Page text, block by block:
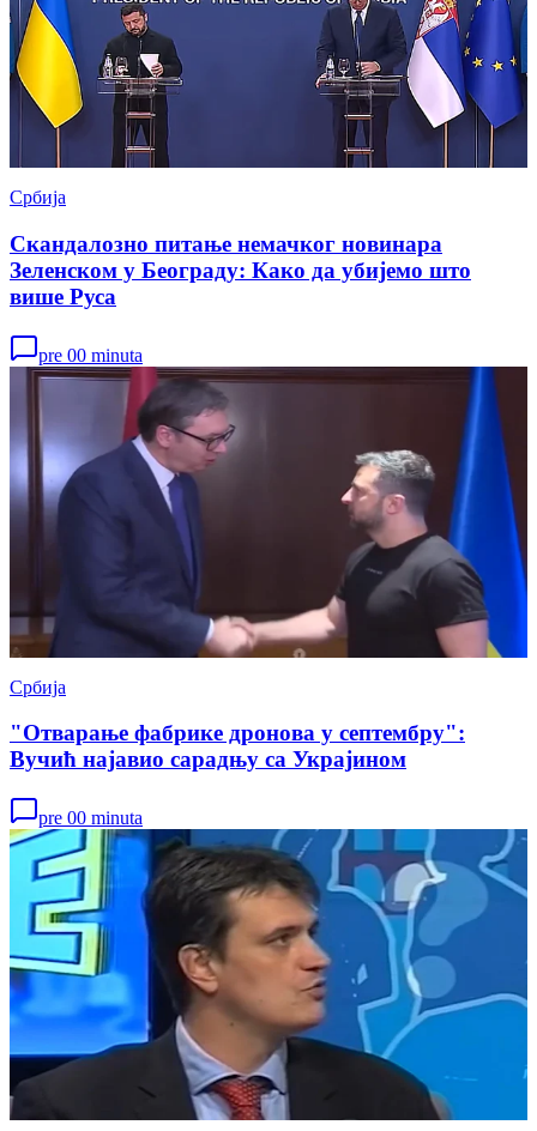
Србија
Скандалозно питање немачког новинара
Зеленском у Београду: Како да убијемо што
више Руса
pre 00 minuta
Србија
"Отварање фабрике дронова у септембру":
Вучић најавио сарадњу са Украјином
pre 00 minuta